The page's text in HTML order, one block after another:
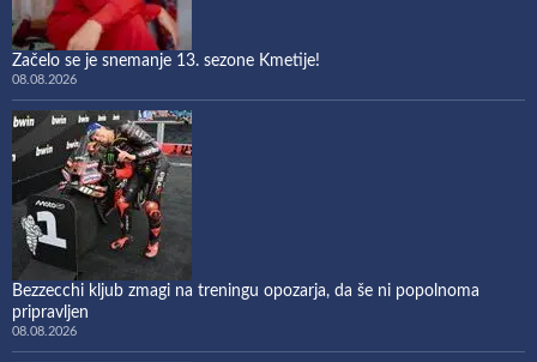
Začelo se je snemanje 13. sezone Kmetije!
08.08.2026
Bezzecchi kljub zmagi na treningu opozarja, da še ni popolnoma
pripravljen
08.08.2026